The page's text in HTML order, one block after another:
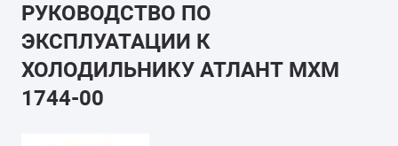
РУКОВОДСТВО ПО
ЭКСПЛУАТАЦИИ К
ХОЛОДИЛЬНИКУ АТЛАНТ МХМ
1744-00